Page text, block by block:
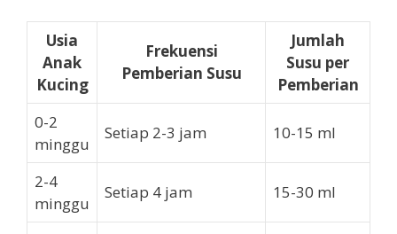
Usia
Anak
Kucing
Frekuensi
Pemberian Susu
Jumlah
Susu per
Pemberian
0-2
minggu
Setiap 2-3 jam 10-15 ml
2-4
minggu
Setiap 4 jam 15-30 ml